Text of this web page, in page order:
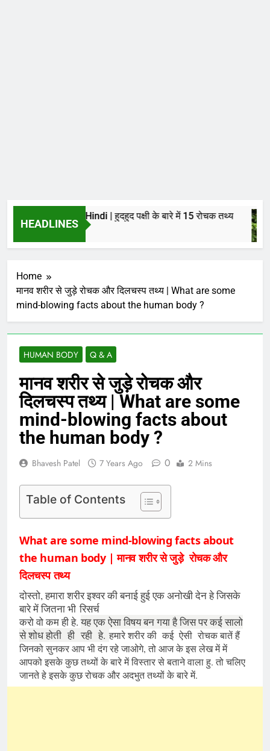
HEADLINES
in Hindi | हुदहुद पक्षी के बारे में 15 रोचक तथ्य
Home
मानव शरीर से जुड़े रोचक और दिलचस्प तथ्य | What are some
mind-blowing facts about the human body ?
HUMAN BODY Q & A
मानव शरीर से जुड़े रोचक और
दिलचस्प तथ्य | What are some
mind-blowing facts about
the human body ?
Bhavesh Patel 7 Years Ago 0 2 Mins
Table of Contents
What are some mind-blowing facts about
the human body |मानव शरीर से जुड़े रोचक और
दिलचस्प तथ्य
दोस्तो, हमारा शरीर इश्वर की बनाई हुई एक अनोखी देन हे जिसके
बारे में जितना भीरिसर्च
करो वो कम ही हे.यह एक ऐसा विषय बन गया है जिस पर कई सालो
से शोध होती ही रही हे. हमारे शरीर की कई ऐसी रोचक बातें हैं
जिनको सुनकर आप भी दंग रहे जाओगे, तो आज के इस लेख में में
आपको इसके कुछ तथ्यों के बारे में विस्‍तार से बताने वाला हु. तो चलिए
जानते हे इसके कुछ रोचक और अदभुत तथ्यों के बारे में.